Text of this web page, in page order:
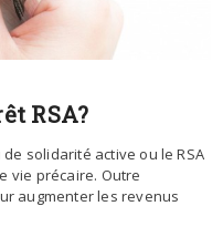
RSA?
solidarité active ou le RSA
vie précaire. Outre
augmenter les revenus